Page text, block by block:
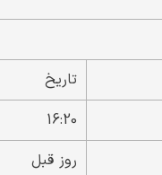
تاریخ
16:20
روز قبل